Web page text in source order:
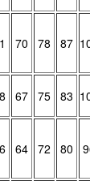
70 78 87
67 75 83
64 72 80